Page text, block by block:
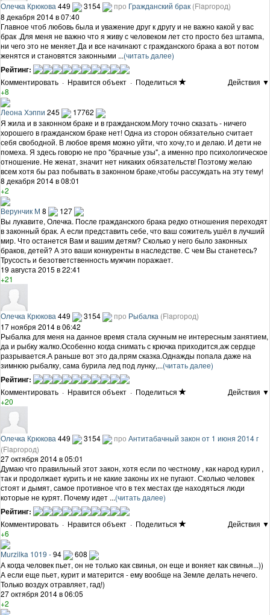
Олечка Крюкова 449 3154 про Гражданский брак (Flapгород)
8 декабря 2014 в 07:40
Главное чтоб любовь была и уважение друг к другу и не важно какой у вас
брак .Для меня не важно что я живу с человеком лет сто просто без штампа,
ни чего это не меняет.Да и все начинают с гражданского брака а вот потом
женятся и становятся законными ...(читать далее)
Рейтинг:
Комментировать · Нравится объект · Поделиться
Действия ▼
+8
Леона Хэппи 245
17762
Я жила и в законном браке и в гражданском.Могу точно сказать - ничего
хорошего в гражданском браке нет! Одна из сторон обязательно считает
себя свободной. В любое время можно уйти, что хочу,то и делаю. И дети не
помеха. Я здесь говорю не про "брачные узы", а именно про психологическое
отношение. Не женат, значит нет никаких обязательств! Поэтому желаю
всем хотя бы раз побывать в законном браке,чтобы рассуждать на эту тему!
8 декабря 2014 в 08:01
+2
Верунчик М 8
127
Вы лукавите, Олечка. После гражданского брака редко отношения переходят
в законный брак. А если представить себе, что ваш сожитель ушёл в лучший
мир. Что останется Вам и вашим детям? Сколько у него было законных
браков, детей? А это ваши конкуренты в наследстве. С чем Вы станетесь?
Трусость и безответственность мужчин поражает.
19 августа 2015 в 22:41
+21
Олечка Крюкова449 3154 про Рыбалка (Flapгород)
17 ноября 2014 в 06:42
Рыбалка для меня на данное время стала скучным не интересным занятием,
да и рыбку жалко.Особенно когда снимать с крючка приходится,аж сердце
разрывается.А раньше вот это да,прям сказка.Однажды попала даже на
зимнюю рыбалку, сама бурила лед под лунку,...(читать далее)
Рейтинг:
Комментировать · Нравится объект · Поделиться
Действия ▼
+20
Олечка Крюкова 449 3154 про Антитабачный закон от 1 июня 2014 г
(Flapгород)
27 октября 2014 в 05:01
Думаю что правильный этот закон, хотя если по честному , как народ курил ,
так и продолжает курить и не какие законы их не пугают. Сколько человек
стоят и дымят, самое противное что в тех местах где находяться люди
которые не курят. Почему идет ...(читать далее)
Рейтинг:
Комментировать · Нравится объект · Поделиться
Действия ▼
+6
Murzilka 1019 -94
608
А когда человек пьет, он не только как свинья, он еще и воняет как свинья...))
А если еще пьет, курит и матерится - ему вообще на Земле делать нечего.
Только воздух отравляет, гад!)
27 октября 2014 в 06:05
+2